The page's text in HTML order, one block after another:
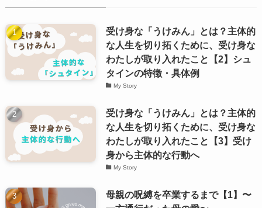
受け身な「うけみん」とは？主体的
な人生を切り拓くために、受け身な
わたしが取り入れたこと【2】シュ
タインの特徴・具体例
My Story
受け身な「うけみん」とは？主体的
な人生を切り拓くために、受け身な
わたしが取り入れたこと【3】受け
身から主体的な行動へ
My Story
母親の呪縛を卒業するまで【1】〜